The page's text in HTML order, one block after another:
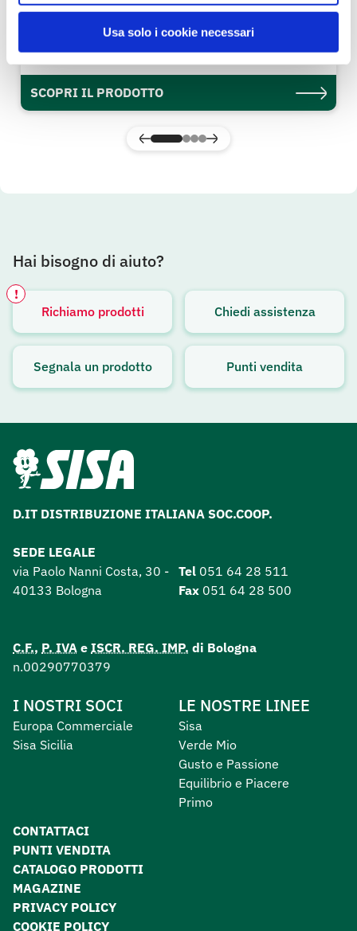
Usa solo i cookie necessari
Petto di Pollo Arrosto 100 g
SCOPRI IL PRODOTTO
Hai bisogno di aiuto?
Richiamo prodotti
!
Avviso attivo
Chiedi assistenza
Segnala un prodotto Punti vendita
D.IT DISTRIBUZIONE ITALIANA SOC.COOP.
SEDE LEGALE
via Paolo Nanni Costa, 30 -
40133 Bologna
Tel 051 64 28 511
Fax 051 64 28 500
C.F., P. IVA e ISCR. REG. IMP. di Bologna
n.00290770379
I NOSTRI SOCI
Europa Commerciale
Sisa Sicilia
LE NOSTRE LINEE
Sisa
Verde Mio
Gusto e Passione
Equilibrio e Piacere
Primo
CONTATTACI
PUNTI VENDITA
CATALOGO PRODOTTI
MAGAZINE
PRIVACY POLICY
COOKIE POLICY